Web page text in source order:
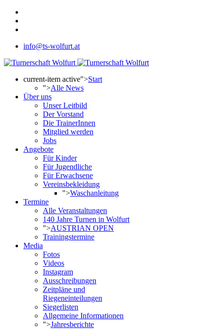
info@ts-wolfurt.at
current-item active">Start
">Alle News
Über uns
Unser Leitbild
Der Vorstand
Die TrainerInnen
Mitglied werden
Jobs
Angebote
Für Kinder
Für Jugendliche
Für Erwachsene
Vereinsbekleidung
">Waschanleitung
Termine
Alle Veranstaltungen
140 Jahre Turnen in Wolfurt
">AUSTRIAN OPEN
Trainingstermine
Media
Fotos
Videos
Instagram
Ausschreibungen
Zeitpläne und
Riegeneinteilungen
Siegerlisten
Allgemeine Informationen
">Jahresberichte